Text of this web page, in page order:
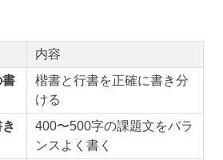
内容
書
楷書と行書を正確に書き分
ける
400〜500字の課題文をバラ
ンスよく書く